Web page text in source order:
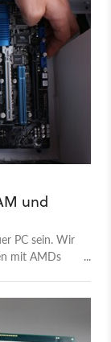
und
PC sein. Wir
mit AMDs